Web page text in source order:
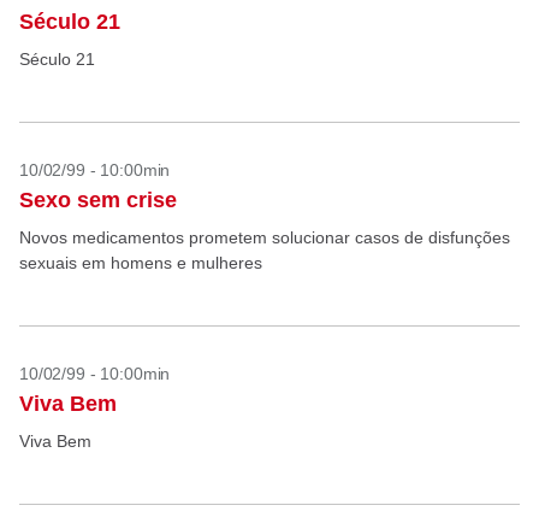
Século 21
Século 21
10/02/99 - 10:00min
Sexo sem crise
Novos medicamentos prometem solucionar casos de disfunções
sexuais em homens e mulheres
10/02/99 - 10:00min
Viva Bem
Viva Bem